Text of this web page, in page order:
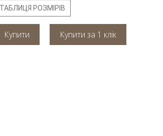
ТАБЛИЦЯ РОЗМІРІВ
Купити